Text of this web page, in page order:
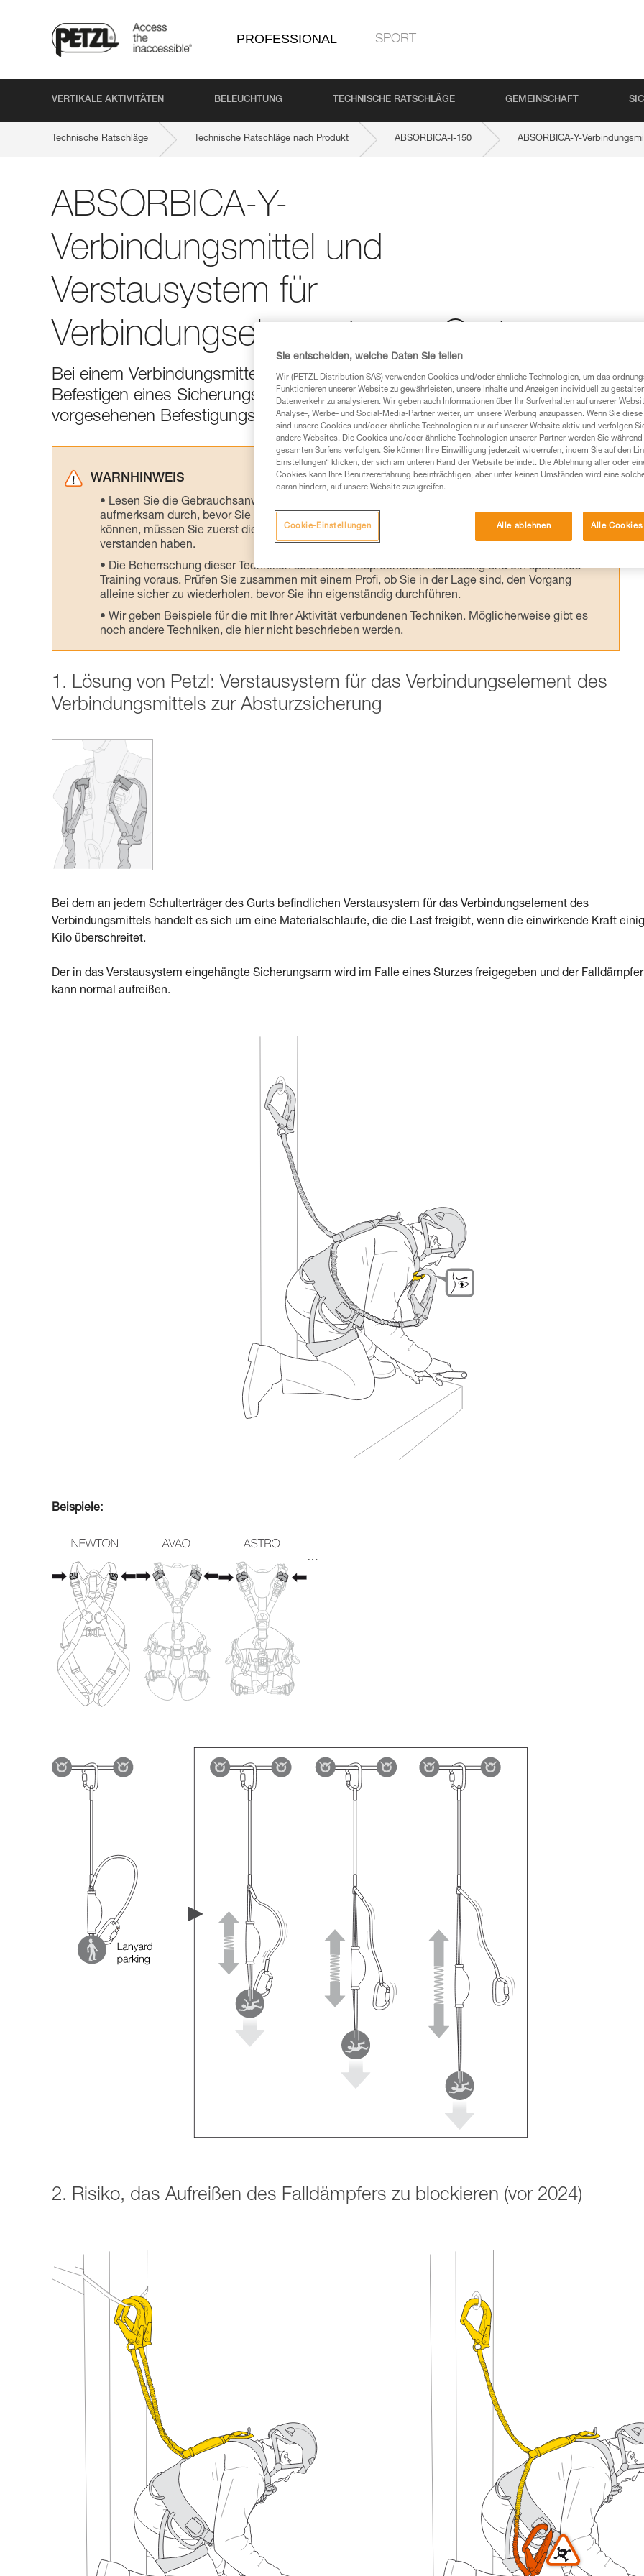
PROFESSIONAL SPORT
VERTIKALE AKTIVITÄTEN BELEUCHTUNG TECHNISCHE RATSCHLÄGE GEMEINSCHAFT
Technische Ratschläge Technische Ratschläge nach Produkt ABSORBICA-I-150 ABSORBICA-Y-
ABSORBICA-Y-
Verbindungsmittel und
Verstausystem für
Verbindungselemente am Gurt
Bei einem Verbindungsmittel mit zwei Sicherungsarmen (in Y-Form) ist das
Befestigen eines Sicherungsarms am Gurt gefährlich, außer an dem speziell
vorgesehenen Befestigungssystem.
WARNHINWEIS
Lesen Sie die Gebrauchsanweisungen der Produkte, um die es in diesem Tech Tipp geht,
aufmerksam durch, bevor Sie diesen zu Rate ziehen. Um diese Zusatzinformationen verstehen zu
können, müssen Sie zuerst die in der Gebrauchsanweisung enthaltenen Informationen richtig
verstanden haben.
Die Beherrschung dieser Techniken setzt eine entsprechende Ausbildung und ein spezielles
Training voraus. Prüfen Sie zusammen mit einem Profi, ob Sie in der Lage sind, den Vorgang
alleine sicher zu wiederholen, bevor Sie ihn eigenständig durchführen.
Wir geben Beispiele für die mit Ihrer Aktivität verbundenen Techniken. Möglicherweise gibt es
noch andere Techniken, die hier nicht beschrieben werden.
1. Lösung von Petzl: Verstausystem für das Verbindungselement des
Verbindungsmittels zur Absturzsicherung
Bei dem an jedem Schulterträger des Gurts befindlichen Verstausystem für das Verbindungselement des
Verbindungsmittels handelt es sich um eine Materialschlaufe, die die Last freigibt, wenn die einwirkende Kraft
Kilo überschreitet.
Der in das Verstausystem eingehängte Sicherungsarm wird im Falle eines Sturzes freigegeben und der Falldämpfer
kann normal aufreißen.
Beispiele:
…
2. Risiko, das Aufreißen des Falldämpfers zu blockieren (vor 2024)
Sie entscheiden, welche Daten Sie teilen
Wir (PETZL Distribution SAS) verwenden Cookies und/oder ähnliche Technologien, um das
Funktionieren unserer Website zu gewährleisten, unsere Inhalte und Anzeigen individuell zu
Datenverkehr zu analysieren. Wir geben auch Informationen über Ihr Surfverhalten auf unserer
Analyse-, Werbe- und Social-Media-Partner weiter, um unsere Werbung anzupassen. Wenn Sie
sind unsere Cookies und/oder ähnliche Technologien nur auf unserer Website aktiv und verfolgen
andere Websites. Die Cookies und/oder ähnliche Technologien unserer Partner werden Sie während
gesamten Surfens verfolgen. Sie können Ihre Einwilligung jederzeit widerrufen, indem Sie auf den
Einstellungen“ klicken, der sich am unteren Rand der Website befindet. Die Ablehnung aller oder
Cookies kann Ihre Benutzererfahrung beeinträchtigen, aber unter keinen Umständen wird eine
daran hindern, auf unsere Website zuzugreifen.
Alle ablehnen Alle
Cookie-Einstellungen